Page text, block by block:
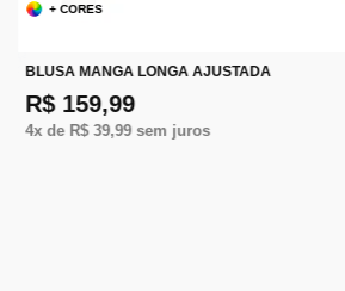
+ CORES
BLUSA MANGA LONGA AJUSTADA
R$ 159,99
4x de R$ 39,99sem juros